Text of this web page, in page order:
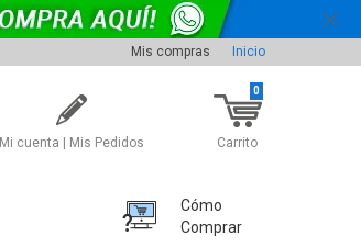
Mis compras Inicio
Mi cuenta | Mis Pedidos Carrito
0
Cómo
Comprar